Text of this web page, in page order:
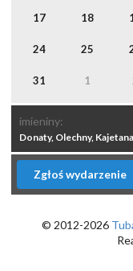
17 18
24 25
31 1
imieniny:
Donaty, Olechny, Kajetana
Zgłoś wydarzenie
© 2012-2026